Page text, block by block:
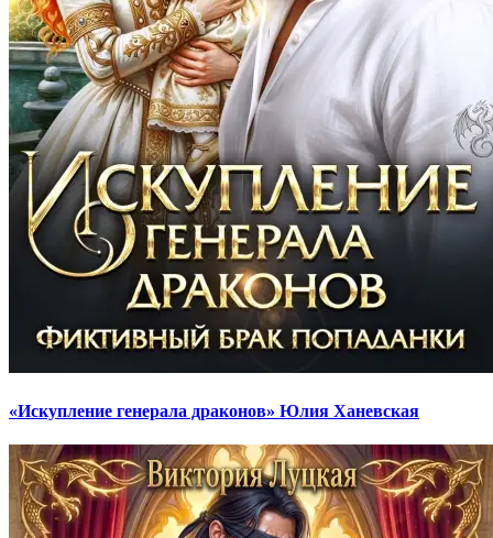
«Искупление генерала драконов» Юлия Ханевская